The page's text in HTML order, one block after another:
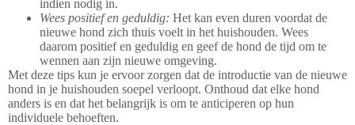
indien nodig in.
Wees positief en geduldig: Het kan even duren voordat de
nieuwe hond zich thuis voelt in het huishouden. Wees
daarom positief en geduldig en geef de hond de tijd om te
wennen aan zijn nieuwe omgeving.
Met deze tips kun je ervoor zorgen dat de introductie van de nieuwe
hond in je huishouden soepel verloopt. Onthoud dat elke hond
anders is en dat het belangrijk is om te anticiperen op hun
individuele behoeften.